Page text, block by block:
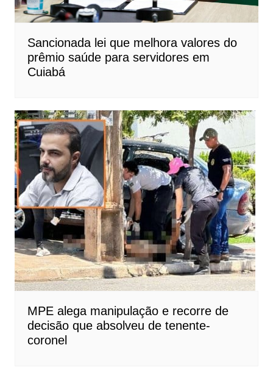
Sancionada lei que melhora valores do
prêmio saúde para servidores em
Cuiabá
MPE alega manipulação e recorre de
decisão que absolveu de tenente-
coronel